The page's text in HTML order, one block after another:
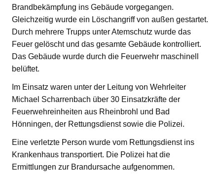
Brandbekämpfung ins Gebäude vorgegangen.
Gleichzeitig wurde ein Löschangriff von außen gestartet.
Durch mehrere Trupps unter Atemschutz wurde das
Feuer gelöscht und das gesamte Gebäude kontrolliert.
Das Gebäude wurde durch die Feuerwehr maschinell
belüftet.
Im Einsatz waren unter der Leitung von Wehrleiter
Michael Scharrenbach über 30 Einsatzkräfte der
Feuerwehreinheiten aus Rheinbrohl und Bad
Hönningen, der Rettungsdienst sowie die Polizei.
Eine verletzte Person wurde vom Rettungsdienst ins
Krankenhaus transportiert. Die Polizei hat die
Ermittlungen zur Brandursache aufgenommen.